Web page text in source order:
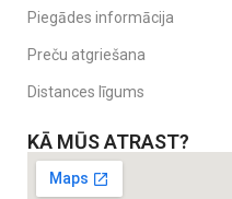
Piegādes informācija
Preču atgriešana
Distances līgums
KĀ MŪS ATRAST?